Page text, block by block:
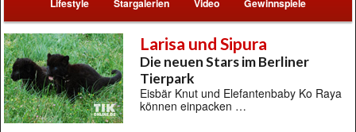
Larisa und Sipura
Die neuen Stars im Berliner
Tierpark
Eisbär Knut und Elefantenbaby Ko Raya
können einpacken …